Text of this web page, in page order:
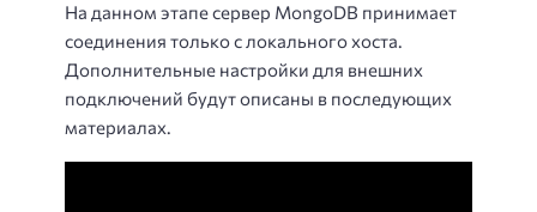
На данном этапе сервер MongoDB принимает
соединения только с локального хоста.
Дополнительные настройки для внешних
подключений будут описаны в последующих
материалах.